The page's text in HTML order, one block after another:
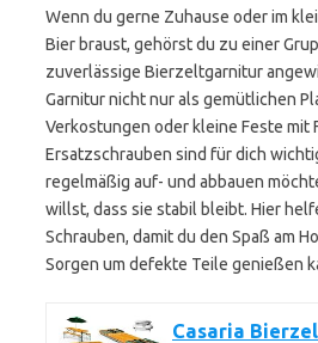
Wenn du gerne Zuhause oder im
Bier braust, gehörst du zu einer
zuverlässige Bierzeltgarnitur
Garnitur nicht nur als gemütlichen
Verkostungen oder kleine Feste mit
Ersatzschrauben sind für dich
regelmäßig auf- und abbauen
willst, dass sie stabil bleibt. Hier
Schrauben, damit du den Spaß am
Sorgen um defekte Teile genießen
Casaria